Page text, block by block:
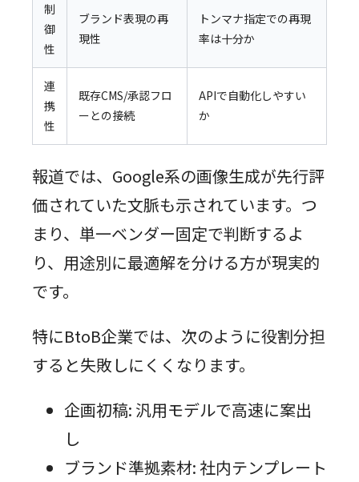
制
御
性
ブランド表現の再
現性
トンマナ指定での再現
率は十分か
連
携
性
既存CMS/承認フロ
ーとの接続
APIで自動化しやすい
か
報道では、Google系の画像生成が先行評
価されていた文脈も示されています。つ
まり、単一ベンダー固定で判断するよ
り、用途別に最適解を分ける方が現実的
です。
特にBtoB企業では、次のように役割分担
すると失敗しにくくなります。
企画初稿: 汎用モデルで高速に案出
し
ブランド準拠素材: 社内テンプレート